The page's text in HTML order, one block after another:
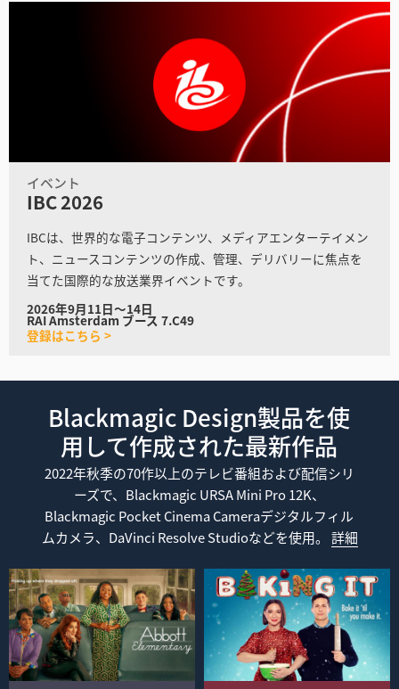
イベント
IBC 2026
IBCは、世界的な電子コンテンツ、メディアエンターテイメン
ト、ニュースコンテンツの作成、管理、デリバリーに焦点を
当てた国際的な放送業界イベントです。
2026年9月11日〜14日
RAI Amsterdam ブース 7.C49
登録はこちら >
Blackmagic Design製品を使
用して作成された最新作品
2022年秋季の70作以上のテレビ番組および配信シリ
ーズで、Blackmagic URSA Mini Pro 12K、
Blackmagic Pocket Cinema Cameraデジタルフィル
ムカメラ、DaVinci Resolve Studioなどを使用。 詳細